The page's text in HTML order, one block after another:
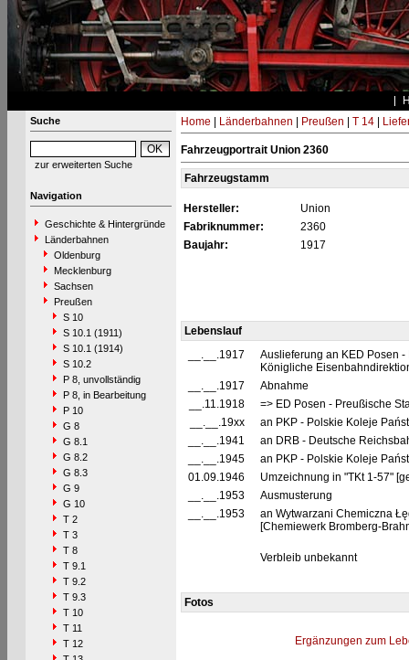
Suche
zur erweiterten Suche
Navigation
Geschichte & Hintergründe
Länderbahnen
Oldenburg
Mecklenburg
Sachsen
Preußen
S 10
S 10.1 (1911)
S 10.1 (1914)
S 10.2
P 8, unvollständig
P 8, in Bearbeitung
P 10
G 8
G 8.1
G 8.2
G 8.3
G 9
G 10
T 2
T 3
T 8
T 9.1
T 9.2
T 9.3
T 10
T 11
T 12
Home Länderbahnen Preußen T 14|
Fahrzeugportrait Union 2360
Fahrzeugstamm
Hersteller:
Union
Fabriknummer:
2360
Baujahr:
1917
Lebenslauf
__.__.1917
Auslieferung an KED Posen
Königliche
__.__.1917
Abnahme
__.11.1918
=> ED Posen - Preußische
__.__.19xx
an PKP - Polskie Koleje
__.__.1941
an DRB - Deutsche
__.__.1945
an PKP - Polskie Koleje
01.09.1946
Umzeichnung in "TKt 1-57"
__.__.1953
Ausmusterung
__.__.1953
an Wytwarzani Chemiczna
[Chemiewerk Bromberg-
Verbleib unbekannt
Fotos
Ergänzungen zum